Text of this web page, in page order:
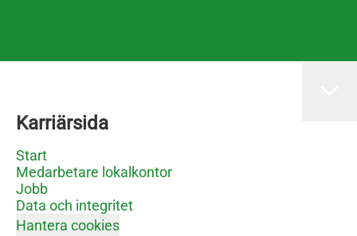
Karriärsida
Start
Medarbetare lokalkontor
Jobb
Data och integritet
Hantera cookies